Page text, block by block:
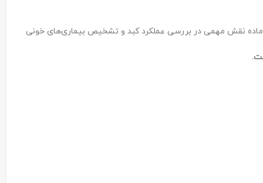
نقش مهمی در بررسی عملکرد کبد و تشخیص بیماری‌های خونی
.